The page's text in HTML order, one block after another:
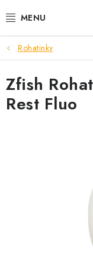
na
Akce
Navijáky
Rohatinky
Zfish
Rest Fluo